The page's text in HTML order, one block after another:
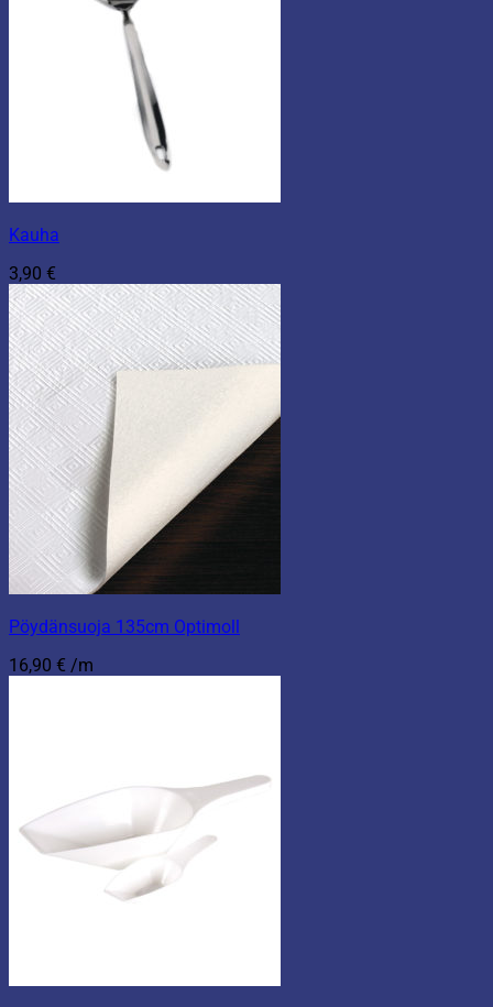
Kauha
3,90 €
Pöydänsuoja 135cm Optimoll
16,90 € /m